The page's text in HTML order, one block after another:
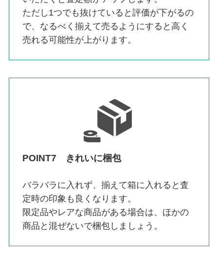
ただし1つでも抜けていると評価が下がるの
で、なるべく揃えて売るようにすると高く
売れる可能性が上がります。
POINT7 きれいに梱包
バラバラに入れず、揃えて箱に入れると査
定時の印象も良くなります。
限定品やレアな商品がある場合は、ほかの
商品と混ぜないで梱包しましょう。